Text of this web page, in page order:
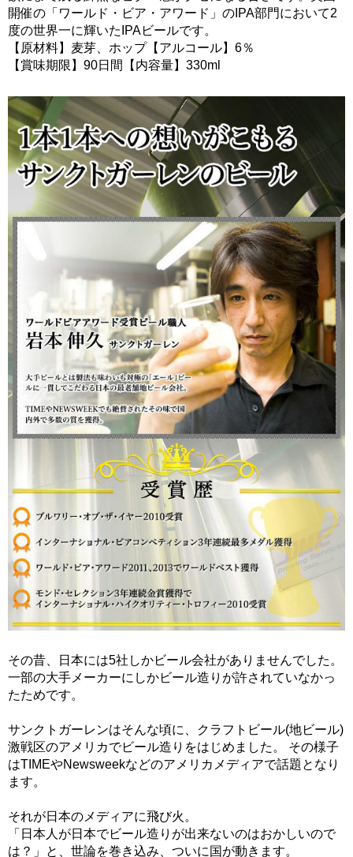
開催の「ワールド・ビア・アワード」のIPA部門において2
度の世界一に輝いたIPAビールです。
【原材料】麦芽、ホップ【アルコール】6％
【賞味期限】90日間【内容量】330ml
その昔、日本には5社しかビール会社がありませんでした。
一部の大手メーカーにしかビール造りが許されていなかっ
たためです。
サンクトガーレンはそんな頃に、クラフトビール(地ビール)
激戦区のアメリカでビール造りをはじめました。 その様子
はTIMEやNewsweekなどのアメリカメディアで話題となり
ます。
それが日本のメディアに飛び火。
「日本人が日本でビール造りが出来ないのはおかしいので
は？」と、世論を巻き込み、ついに国が動きます。